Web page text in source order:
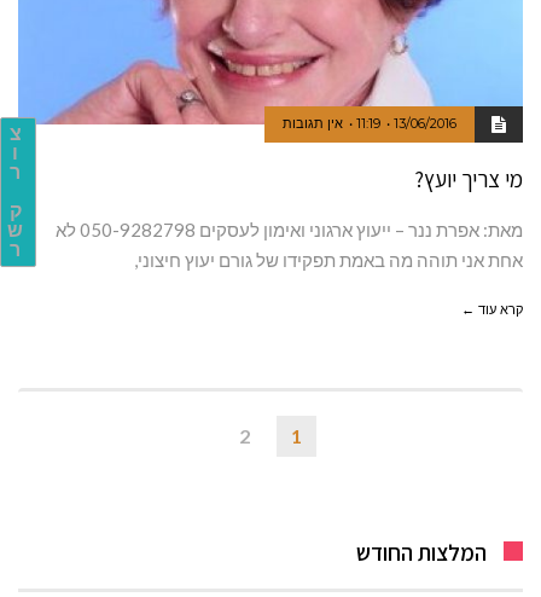
צ
ו
ר
ק
ש
ר
13/06/2016
11:19 אין תגובות
מי צריך יועץ?
מאת: אפרת ננר – ייעוץ ארגוני ואימון לעסקים 050-9282798 לא
אחת אני תוהה מה באמת תפקידו של גורם יעוץ חיצוני,
קרא עוד ←
1
2
המלצות החודש